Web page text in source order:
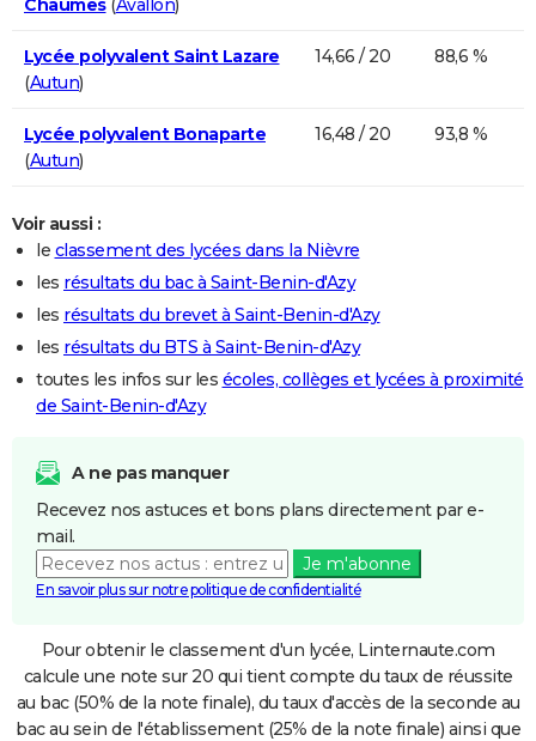
Chaumes(Avallon)
Lycée polyvalent Saint Lazare
(Autun)
14,66 / 20 88,6 %
Lycée polyvalent Bonaparte
(Autun)
16,48 / 20 93,8 %
Voir aussi :
le classement des lycées dans la Nièvre
les résultats du bac à Saint-Benin-d'Azy
les résultats du brevet à Saint-Benin-d'Azy
les résultats du BTS à Saint-Benin-d'Azy
toutes les infos sur les écoles, collèges et lycées à proximité
de Saint-Benin-d'Azy
A ne pas manquer
Recevez nos astuces et bons plans directement par e-
mail.
Je m'abonne
En savoir plus sur notre politique de confidentialité
Pour obtenir le classement d'un lycée, Linternaute.com
calcule une note sur 20 qui tient compte du taux de réussite
au bac (50% de la note finale), du taux d'accès de la seconde au
bac au sein de l'établissement (25% de la note finale) ainsi que